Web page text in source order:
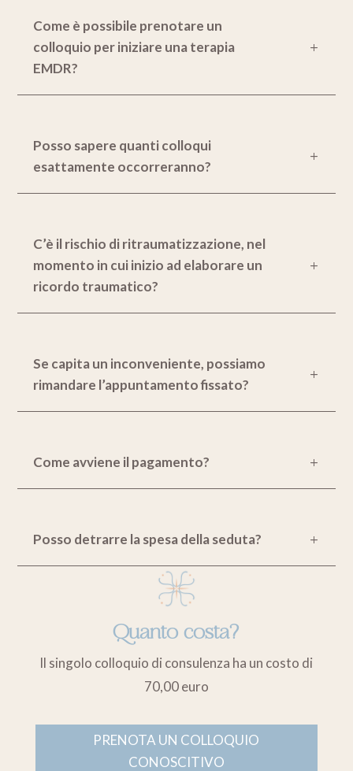
Come è possibile prenotare un
colloquio per iniziare una terapia
EMDR?
Posso sapere quanti colloqui
esattamente occorreranno?
C’è il rischio di ritraumatizzazione, nel
momento in cui inizio ad elaborare un
ricordo traumatico?
Se capita un inconveniente, possiamo
rimandare l’appuntamento fissato?
Come avviene il pagamento?
Posso detrarre la spesa della seduta?
Quanto costa?
Il singolo colloquio di consulenza ha un costo di
70,00 euro
PRENOTA UN COLLOQUIO
CONOSCITIVO